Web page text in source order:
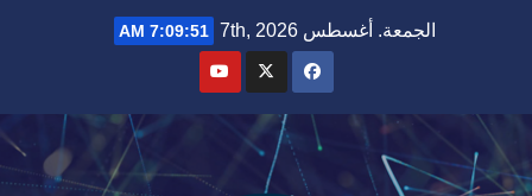
الجمعة. أغسطس 7th, 2026 7:09:52 AM